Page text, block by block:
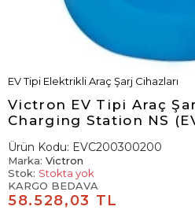
EV Tipi Elektrikli Araç Şarj Cihazları
Victron EV Tipi Araç
Charging Station NS
Ürün Kodu: EVC200300200
Marka: Victron
Stok: Stokta yok
KARGO BEDAVA
58.528,03 TL